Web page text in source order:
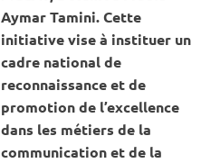
Aymar Tamini. Cette
initiative vise à instituer un
cadre national de
reconnaissance et de
promotion de l’excellence
dans les métiers de la
communication et de la